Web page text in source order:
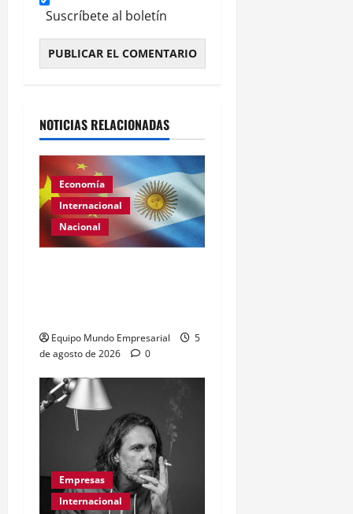
Suscríbete al boletín
NOTICIAS RELACIONADAS
Economía
Internacional
Nacional
Equipo Mundo Empresarial
5
de agosto de 2026
0
Empresas
Internacional